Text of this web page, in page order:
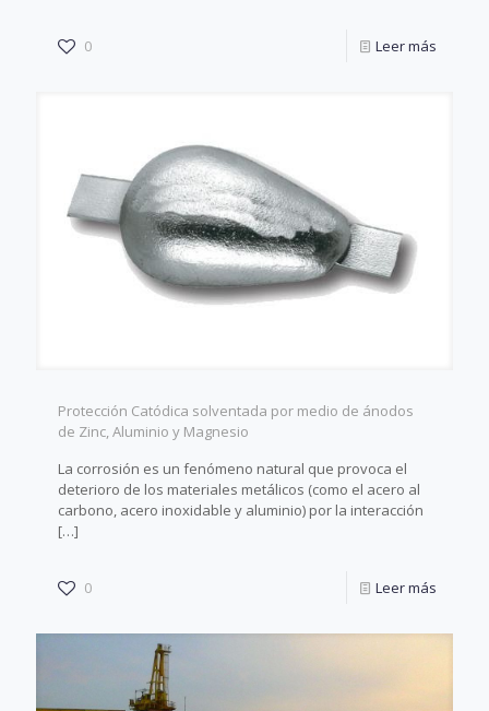
0 Leer más
Protección Catódica solventada por medio de ánodos
de Zinc, Aluminio y Magnesio
La corrosión es un fenómeno natural que provoca el
deterioro de los materiales metálicos (como el acero al
carbono, acero inoxidable y aluminio) por la interacción
[…]
0 Leer más